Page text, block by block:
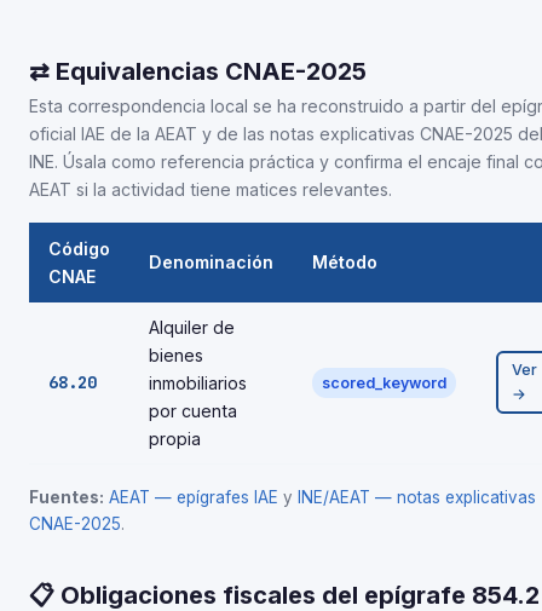
⇄ Equivalencias CNAE-2025
Esta correspondencia local se ha reconstruido a partir del
oficial IAE de la AEAT y de las notas explicativas CNAE-2025 del
INE. Úsala como referencia práctica y confirma el encaje final
AEAT si la actividad tiene matices relevantes.
Código
CNAE
Denominación Método
68.20
Alquiler de
bienes
inmobiliarios
por cuenta
propia
scored_keyword
Ver
→
Fuentes: AEAT — epígrafes IAE y
INE/AEAT — notas explicativas
CNAE-2025.
📋 Obligaciones fiscales del epígrafe 854.2